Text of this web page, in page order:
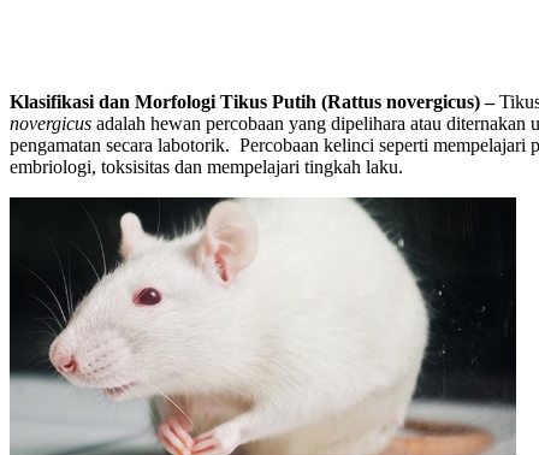
Klasifikasi dan Morfologi Tikus Putih (Rattus novergicus) –
novergicus adalah hewan percobaan yang dipelihara atau
pengamatan secara labotorik. Percobaan kelinci seperti mempelajari
embriologi, toksisitas dan mempelajari tingkah laku.